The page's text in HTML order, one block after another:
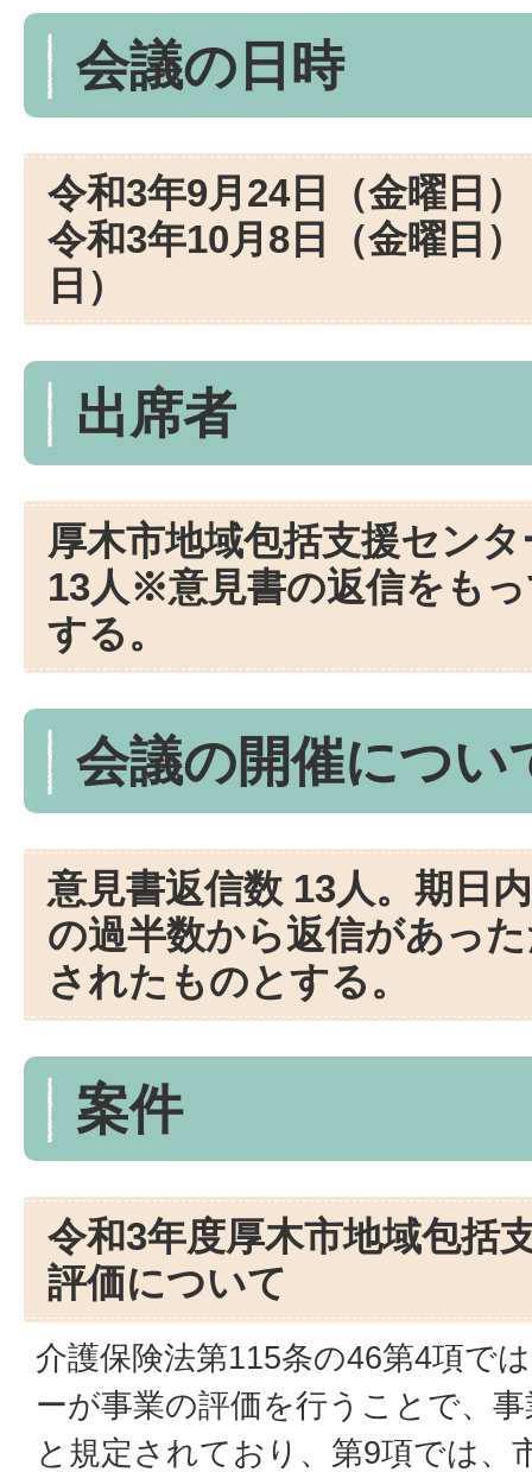
会議の日時
令和3年9月24日（金曜日
令和3年10月8日（金曜日
日）
出席者
厚木市地域包括支援セン
13人※意見書の返信をも
する。
会議の開催につい
意見書返信数 13人。期日
の過半数から返信があっ
されたものとする。
案件
令和3年度厚木市地域包括
評価について
介護保険法第115条の46第4項で
ーが事業の評価を行うことで、
と規定されており、第9項では、